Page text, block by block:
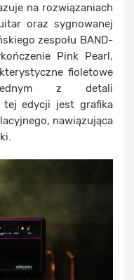
na rozwiązaniach
oraz sygnowanej
zespołu BAND-
Pink Pearl,
fioletowe
z detali
tej edycji jest grafika
nawiązująca